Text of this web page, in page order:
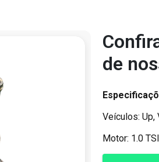
de
Veículos: Up,
Motor: 1.0